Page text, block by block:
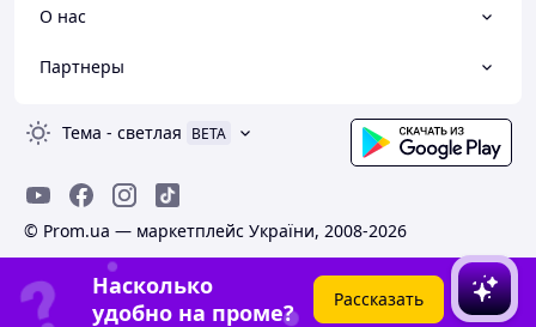
О нас
Партнеры
Тема - светлая BETA
© Prom.ua — маркетплейс України, 2008-2026
Насколько
удобно на проме?
Рассказать